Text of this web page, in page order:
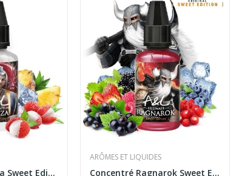
Concentré Yakuza Sweet Edition Ultimate 30ml
ARÔMES ET LIQUIDES
Concentré Ragnarok Sweet Edition 30ml Ultimate...